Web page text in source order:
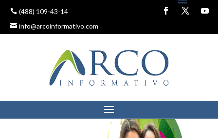
(488) 109-43-14
info@arcoinformativo.com